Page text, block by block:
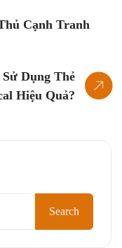
Cạnh Tranh
Dụng Thẻ
Hiệu Quả?
Search